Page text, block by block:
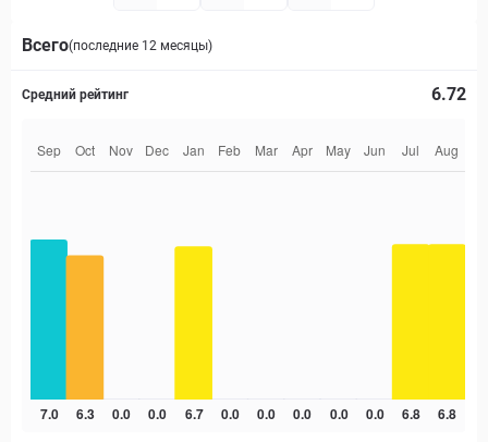
Всего(последние 12 месяцы)
Средний рейтинг 6.72